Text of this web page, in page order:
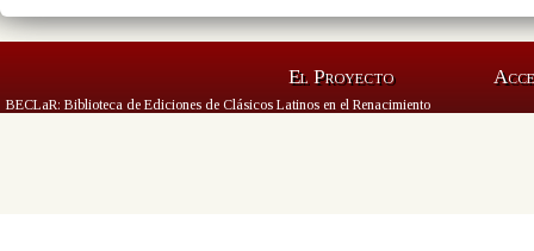
El Proyecto
BECLaR: Biblioteca de Ediciones de Clásicos Latinos en el Renacimiento